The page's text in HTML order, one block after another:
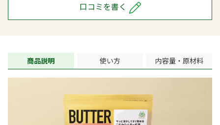
口コミを書く
商品説明 使い方 内容量・原材料